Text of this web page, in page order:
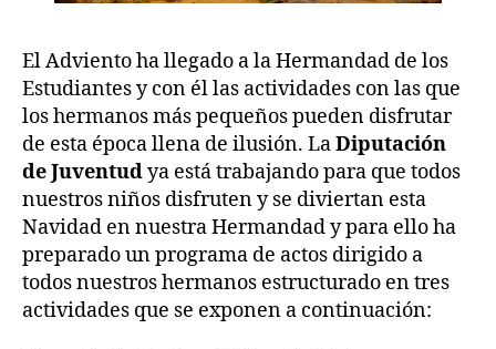
El Adviento ha llegado a la Hermandad de los
Estudiantes y con él las actividades con las que
los hermanos más pequeños pueden disfrutar
de esta época llena de ilusión. LaDiputación
de Juventudya está trabajando para que todos
nuestros niños disfruten y se diviertan esta
Navidad en nuestra Hermandad y para ello ha
preparado un programa de actos dirigido a
todos nuestros hermanos estructurado en tres
actividades que se exponen a continuación: